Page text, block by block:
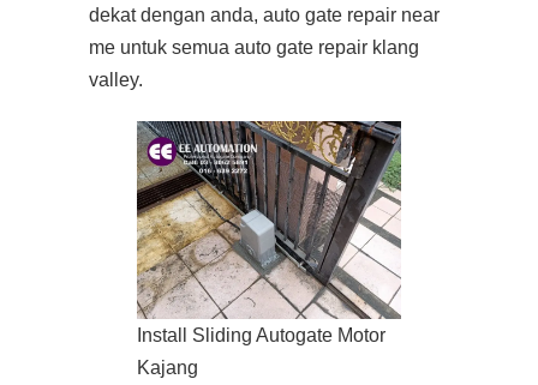
dekat dengan anda, auto gate repair near
me untuk semua auto gate repair klang
valley.
Install Sliding Autogate Motor
Kajang